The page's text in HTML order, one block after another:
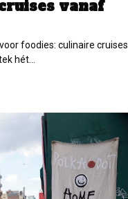
vanaf
foodies: culinaire cruises
hét…